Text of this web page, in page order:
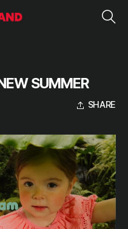
SUMMER
SHARE